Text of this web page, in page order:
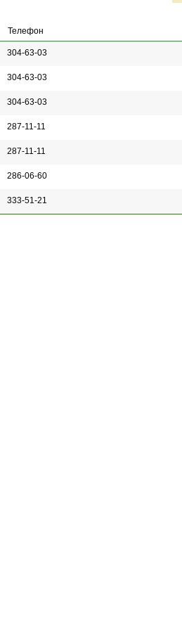
Телефон
304-63-03
304-63-03
304-63-03
287-11-11
287-11-11
286-06-60
333-51-21